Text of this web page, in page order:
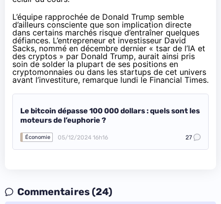
L’équipe rapprochée de Donald Trump semble
d’ailleurs consciente que son implication directe
dans certains marchés risque d’entraîner quelques
défiances. L’entrepreneur et investisseur David
Sacks, nommé en décembre dernier « tsar de l’IA et
des cryptos » par Donald Trump, aurait ainsi pris
soin de solder la plupart de ses positions en
cryptomonnaies ou dans les startups de cet univers
avant l’investiture, remarque lundi le Financial Times.
Le bitcoin dépasse 100 000 dollars : quels sont les
moteurs de l’euphorie ?
Économie 05/12/2024 16h16 27
Commentaires (24)